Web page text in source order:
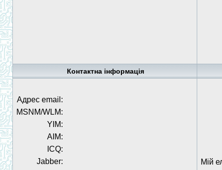
Контактна інформація
Адрес email:
MSNM/WLM:
YIM:
AIM:
ICQ:
Jabber:
Мій